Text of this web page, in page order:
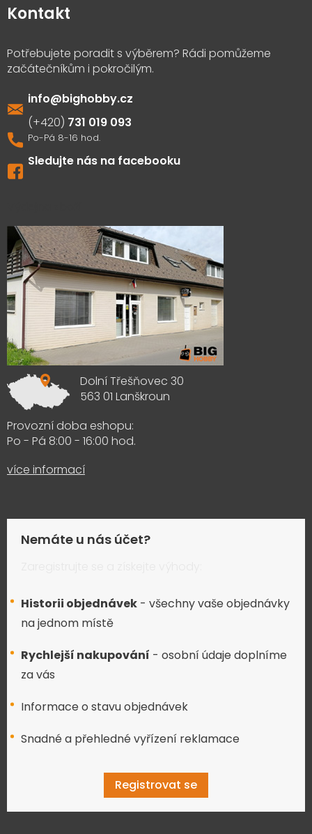
Kontakt
info@bighobby.cz
731 019 093
Sledujte nás na facebooku
Dolní Třešňovec 30
563 01 Lanškroun
Provozní doba eshopu:
Po - Pá 8:00 - 16:00 hod.
více informací
Nemáte u nás účet?
Historii objednávek - všechny vaše objednávky
na jednom místě
Rychlejší nakupování - osobní údaje doplníme
za vás
Informace o stavu objednávek
Snadné a přehledné vyřízení reklamace
Registrovat se